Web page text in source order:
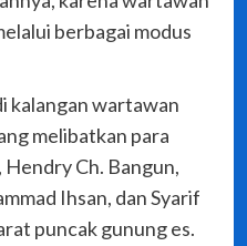
berbagai modus
kalangan wartawan
melibatkan para
Ch. Bangun,
Ihsan, dan Syarif
puncak gunung es.